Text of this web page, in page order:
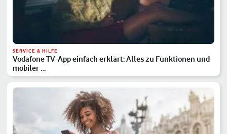
SERVICE & HILFE
Vodafone TV-App einfach erklärt: Alles zu Funktionen und
mobiler …